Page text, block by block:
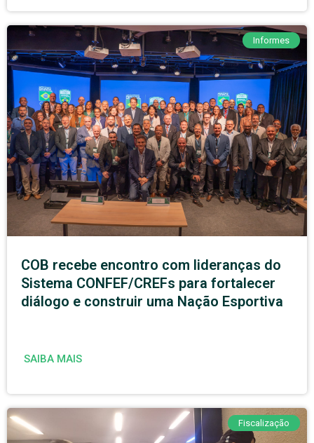
Informes
COB recebe encontro com lideranças do
Sistema CONFEF/CREFs para fortalecer
diálogo e construir uma Nação Esportiva
SAIBA MAIS
Fiscalização